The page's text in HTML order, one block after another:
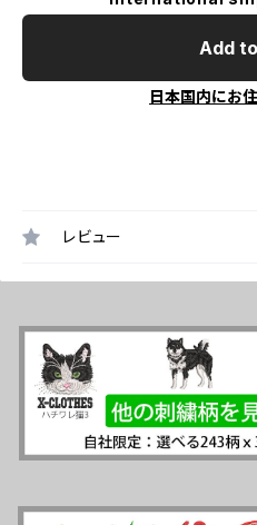
Add
日本国内にお
レビュー